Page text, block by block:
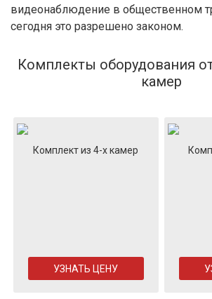
видеонаблюдение в общественном
сегодня это разрешено законом.
Комплекты оборудования
камер
Комплект из 4-х камер
УЗНАТЬ ЦЕНУ